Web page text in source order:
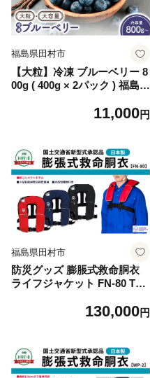
福島県田村市
【大粒】冷凍 ブルーベリー 8
00g ( 400g × 2パック ) 福島県
11,000円
福島県田村市
防災グッズ 膨脹式救命胴衣
ライフジャケット FN-80 TYP
デル 国土交通省新型式承認基
県 田村市 藤倉航装
130,000円